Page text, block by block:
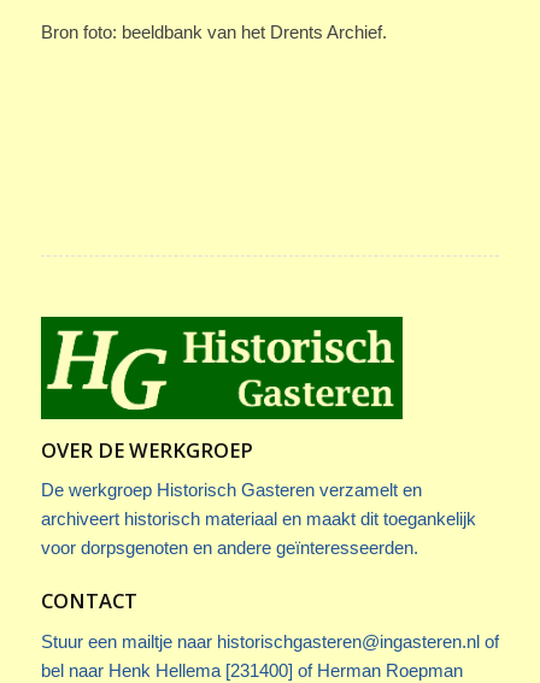
Bron foto: beeldbank van het Drents Archief.
OVER DE WERKGROEP
De werkgroep Historisch Gasteren verzamelt en
archiveert historisch materiaal en maakt dit toegankelijk
voor dorpsgenoten en andere geïnteresseerden.
CONTACT
Stuur een mailtje naar historischgasteren@ingasteren.nlof
bel naar Henk Hellema [231400] of Herman Roepman